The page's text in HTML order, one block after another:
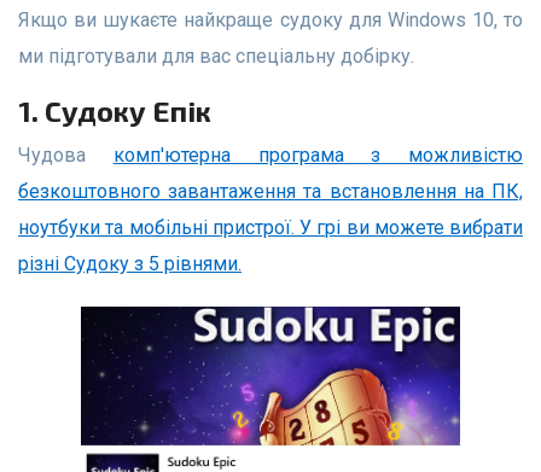
Якщо ви шукаєте найкраще судоку для Windows 10, то
ми підготували для вас спеціальну добірку.
1. Судоку Епік
Чудова комп'ютерна програма з можливістю
безкоштовного завантаження та встановлення на ПК,
ноутбуки та мобільні пристрої. У грі ви можете вибрати
різні Судоку з 5 рівнями.